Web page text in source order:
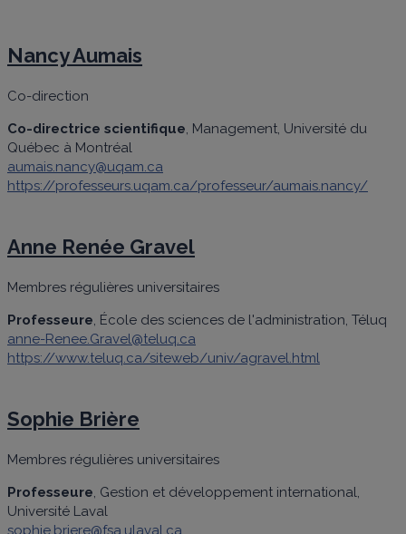
Nancy Aumais
Co-direction
Co-directrice scientifique , Management, Université du
Québec à Montréal
aumais.nancy@uqam.ca
https://professeurs.uqam.ca/professeur/aumais.nancy/
Anne Renée Gravel
Membres régulières universitaires
Professeure , École des sciences de l'administration, Téluq
anne-Renee.Gravel@teluq.ca
https://www.teluq.ca/siteweb/univ/agravel.html
Sophie Brière
Membres régulières universitaires
Professeure , Gestion et développement international,
Université Laval
sophie.briere@fsa.ulaval.ca